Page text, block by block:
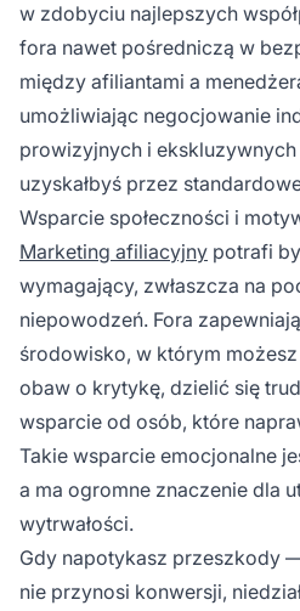
w zdobyciu najlepszych
fora nawet pośredniczą w
między afiliantami a
umożliwiając negocjowanie
prowizyjnych i
uzyskałbyś przez
Wsparcie społeczności i
Marketing afiliacyjny potrafi
wymagający, zwłaszcza na
niepowodzeń. Fora
środowisko, w którym
obaw o krytykę, dzielić się
wsparcie od osób, które
Takie wsparcie emocjonalne
a ma ogromne znaczenie dla
wytrwałości.
Gdy napotykasz przeszkody
nie przynosi konwersji,